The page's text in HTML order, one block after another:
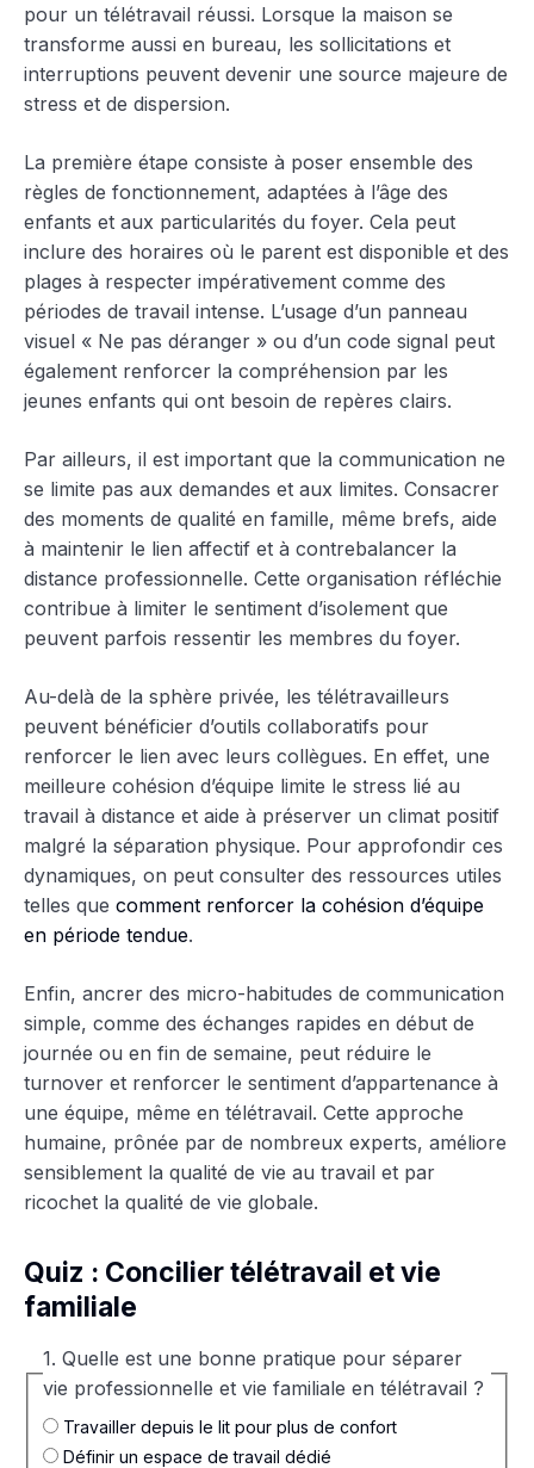
pour un télétravail réussi. Lorsque la maison se
transforme aussi en bureau, les sollicitations et
interruptions peuvent devenir une source majeure de
stress et de dispersion.
La première étape consiste à poser ensemble des
règles de fonctionnement, adaptées à l’âge des
enfants et aux particularités du foyer. Cela peut
inclure des horaires où le parent est disponible et des
plages à respecter impérativement comme des
périodes de travail intense. L’usage d’un panneau
visuel « Ne pas déranger » ou d’un code signal peut
également renforcer la compréhension par les
jeunes enfants qui ont besoin de repères clairs.
Par ailleurs, il est important que la communication ne
se limite pas aux demandes et aux limites. Consacrer
des moments de qualité en famille, même brefs, aide
à maintenir le lien affectif et à contrebalancer la
distance professionnelle. Cette organisation réfléchie
contribue à limiter le sentiment d’isolement que
peuvent parfois ressentir les membres du foyer.
Au-delà de la sphère privée, les télétravailleurs
peuvent bénéficier d’outils collaboratifs pour
renforcer le lien avec leurs collègues. En effet, une
meilleure cohésion d’équipe limite le stress lié au
travail à distance et aide à préserver un climat positif
malgré la séparation physique. Pour approfondir ces
dynamiques, on peut consulter des ressources utiles
telles que comment renforcer la cohésion d’équipe
en période tendue.
Enfin, ancrer des micro-habitudes de communication
simple, comme des échanges rapides en début de
journée ou en fin de semaine, peut réduire le
turnover et renforcer le sentiment d’appartenance à
une équipe, même en télétravail. Cette approche
humaine, prônée par de nombreux experts, améliore
sensiblement la qualité de vie au travail et par
ricochet la qualité de vie globale.
Quiz : Concilier télétravail et vie
familiale
1. Quelle est une bonne pratique pour séparer
vie professionnelle et vie familiale en télétravail ?
Travailler depuis le lit pour plus de confort
Définir un espace de travail dédié